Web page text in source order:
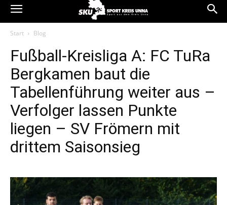
Start Blog
Fußball-Kreisliga A: FC TuRa
Bergkamen baut die
Tabellenführung weiter aus –
Verfolger lassen Punkte
liegen – SV Frömern mit
drittem Saisonsieg